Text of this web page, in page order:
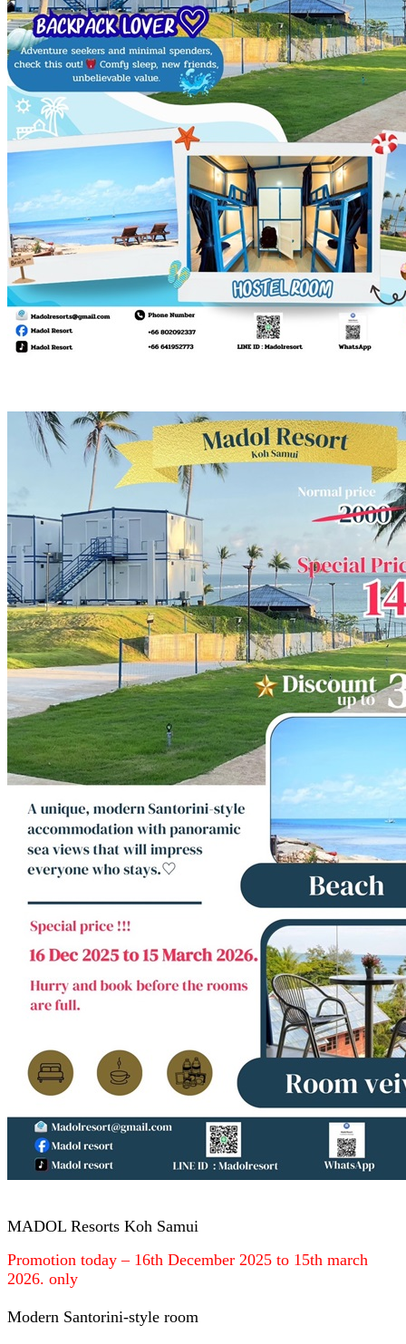
MADOL Resorts Koh Samui
Promotion today – 16th December 2025 to 15th march
2026. only
Modern Santorini-style room